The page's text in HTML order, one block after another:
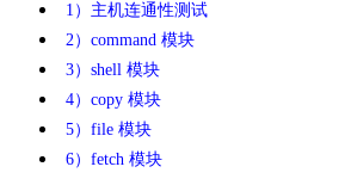
1）主机连通性测试
2）command 模块
3）shell 模块
4）copy 模块
5）file 模块
6）fetch 模块